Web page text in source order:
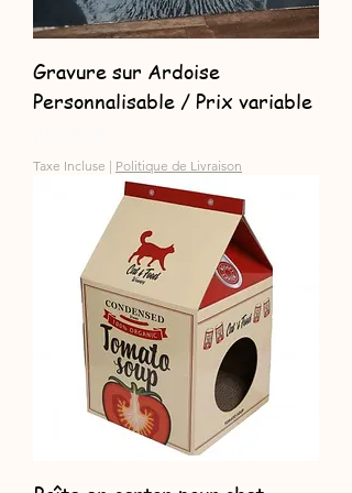
Gravure sur Ardoise
Personnalisable / Prix variable
Taxe Incluse | Politique de Livraison